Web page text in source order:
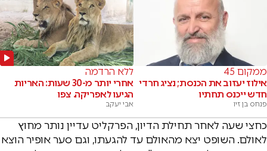
ממקום 45
אילוז יעזוב את הכנסת; נציג חרדי
חדש ייכנס תחתיו
פנחס בן זיו
ללא הרדמה
אחרי יותר מ-30 שעות: האריות
הגיעו לאפריקה. צפו
אבי יעקב
כחצי שעה לאחר תחילת הדיון, הפרקליט עדיין נותר מחוץ
לאולם. השופט יצא מהאולם עד להגעתו, וגם סער אופיר הוצא